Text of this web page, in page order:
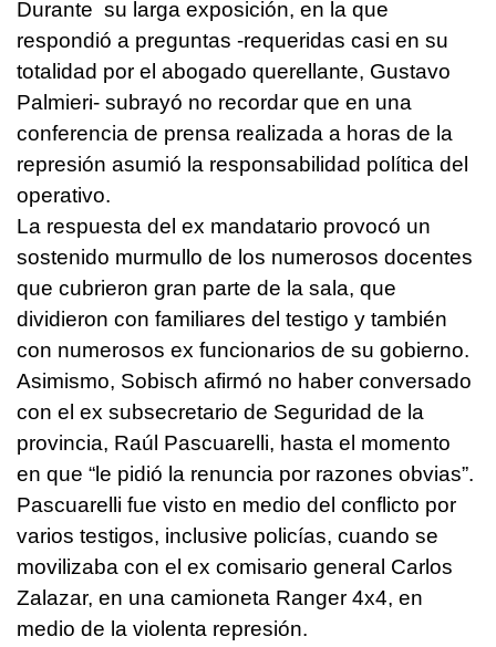
Durante su larga exposición, en la que
respondió a preguntas -requeridas casi en su
totalidad por el abogado querellante, Gustavo
Palmieri- subrayó no recordar que en una
conferencia de prensa realizada a horas de la
represión asumió la responsabilidad política del
operativo.
La respuesta del ex mandatario provocó un
sostenido murmullo de los numerosos docentes
que cubrieron gran parte de la sala, que
dividieron con familiares del testigo y también
con numerosos ex funcionarios de su gobierno.
Asimismo, Sobisch afirmó no haber conversado
con el ex subsecretario de Seguridad de la
provincia, Raúl Pascuarelli, hasta el momento
en que “le pidió la renuncia por razones obvias”.
Pascuarelli fue visto en medio del conflicto por
varios testigos, inclusive policías, cuando se
movilizaba con el ex comisario general Carlos
Zalazar, en una camioneta Ranger 4x4, en
medio de la violenta represión.